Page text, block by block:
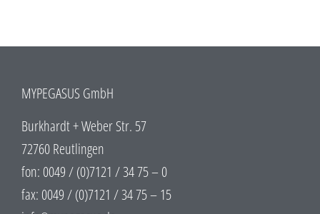
MYPEGASUS GmbH
Burkhardt + Weber Str. 57
72760 Reutlingen
fon: 0049 / (0)7121 / 34 75 – 0
fax: 0049 / (0)7121 / 34 75 – 15